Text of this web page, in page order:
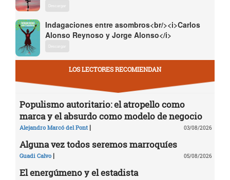
Descargar
Indagaciones entre asombros<br/><i>Carlos
Alonso Reynoso y Jorge Alonso</i>
Descargar
LOS LECTORES RECOMIENDAN
Populismo autoritario: el atropello como
marca y el absurdo como modelo de negocio
Alejandro Marcó del Pont | 03/08/2026
Alguna vez todos seremos marroquíes
Guadi Calvo | 05/08/2026
El energúmeno y el estadista